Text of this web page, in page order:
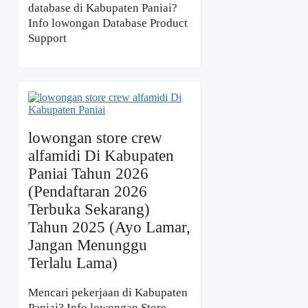
database di Kabupaten Paniai?
Info lowongan Database Product
Support
lowongan store crew
alfamidi Di Kabupaten
Paniai Tahun 2026
(Pendaftaran 2026
Terbuka Sekarang)
Tahun 2025 (Ayo Lamar,
Jangan Menunggu
Terlalu Lama)
Mencari pekerjaan di Kabupaten